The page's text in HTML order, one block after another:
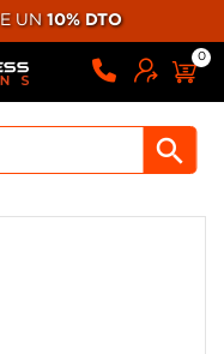
UN 10% DTO
0